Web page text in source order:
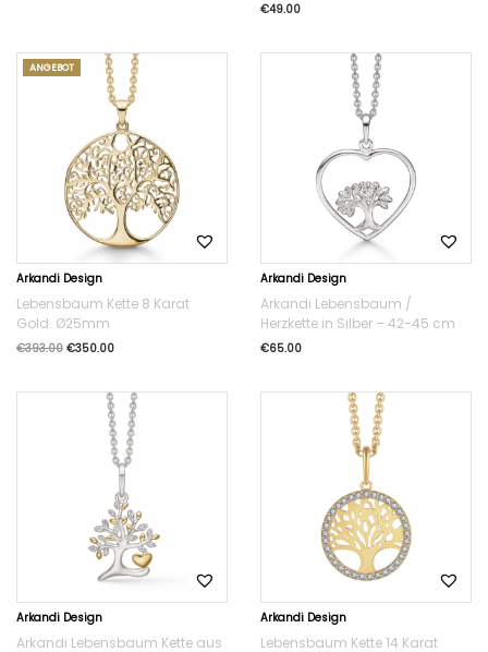
€49.00
ANGEBOT
Arkandi Design
Lebensbaum Kette 8 Karat
Gold. Ø25mm
€393.00 €350.00
Arkandi Design
Arkandi Lebensbaum /
Herzkette in Silber – 42-45 cm
€65.00
Arkandi Design
Arkandi Lebensbaum Kette aus
Arkandi Design
Lebensbaum Kette 14 Karat